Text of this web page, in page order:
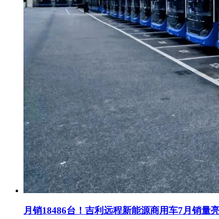
月销18486台！吉利远程新能源商用车7月销量